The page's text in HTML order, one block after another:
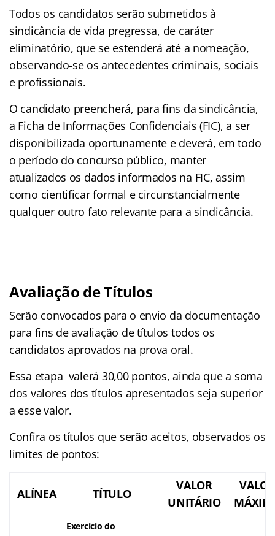
Todos os candidatos serão submetidos à
sindicância de vida pregressa, de caráter
eliminatório, que se estenderá até a nomeação,
observando-se os antecedentes criminais, sociais
e profissionais.
O candidato preencherá, para fins da sindicância,
a Ficha de Informações Confidenciais (FIC), a ser
disponibilizada oportunamente e deverá, em todo
o período do concurso público, manter
atualizados os dados informados na FIC, assim
como cientificar formal e circunstancialmente
qualquer outro fato relevante para a sindicância.
Avaliação de Títulos
Serão convocados para o envio da documentação
para fins de avaliação de títulos todos os
candidatos aprovados na prova oral.
Essa etapa valerá 30,00 pontos, ainda que a soma
dos valores dos títulos apresentados seja superior
a esse valor.
Confira os títulos que serão aceitos, observados os
limites de pontos:
ALÍNEA TÍTULO
VALOR
UNITÁRIO
VALOR
Exercício do